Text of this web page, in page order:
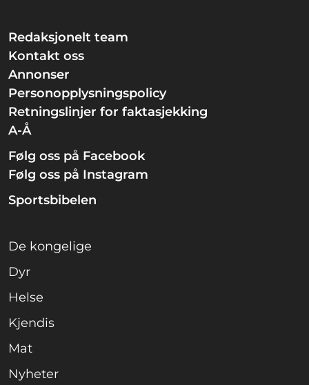
Redaksjonelt team
Kontakt oss
Annonser
Personopplysningspolicy
Retningslinjer for faktasjekking
A-Å
Følg oss på Facebook
Følg oss på Instagram
Sportsbibelen
De kongelige
Dyr
Helse
Kjendis
Mat
Nyheter